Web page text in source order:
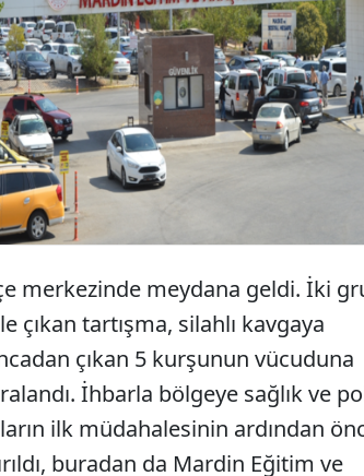
Kızıltepe ilçesinde iki grubun silahlı
tabancayla vurulan Abdulselam Aktaş
hastanede hayatını kaybetti.
merkezinde meydana geldi. İki
çıkan tartışma, silahlı kavgaya
çıkan 5 kurşunun vücuduna
İhbarla bölgeye sağlık ve
ilk müdahalesinin ardından
buradan da Mardin Eğitim ve